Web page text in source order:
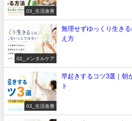
03_生活改善
02_メンタルケア
無理せずゆっくり生き
え方
03_生活改善
早起きするコツ3選｜朝
ト